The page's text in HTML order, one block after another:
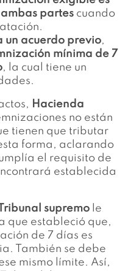
partes cuando
un acuerdo previo,
mínima de 7
, la cual tiene un
Hacienda
no están
tienen que tributar
forma, aclarando
el requisito de
establecida
supremo le
que estableció que,
de 7 días es
También se debe
mismo límite. Así,